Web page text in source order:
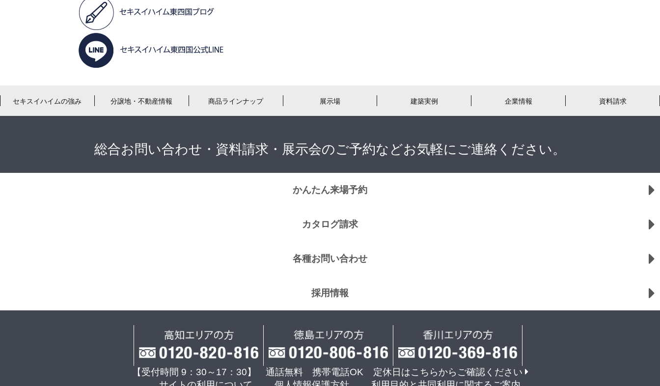
セキスイハイムの強み 分譲地・不動産情報 商品ラインナップ 展示場 建築実例 企業情報 資料請求
総合お問い合わせ・資料請求・展示会のご予約などお気軽にご連絡ください。
かんたん来場予約
カタログ請求
各種お問い合わせ
採用情報
【受付時間 9：30～17：30】 通話無料 携帯電話OK
定休日はこちらからご確認ください